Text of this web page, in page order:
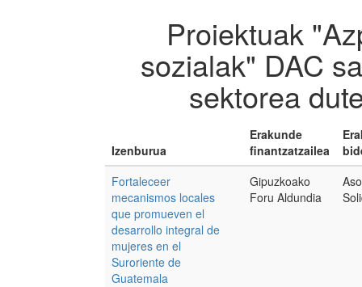
Proiektuak
sozialak" DAC
sektorea
Izenburua
Erakunde
finantzatzailea
Fortaleceer
mecanismos locales
que promueven el
desarrollo integral de
mujeres en el
Suroriente de
Guatemala
Gipuzkoako
Foru Aldundia